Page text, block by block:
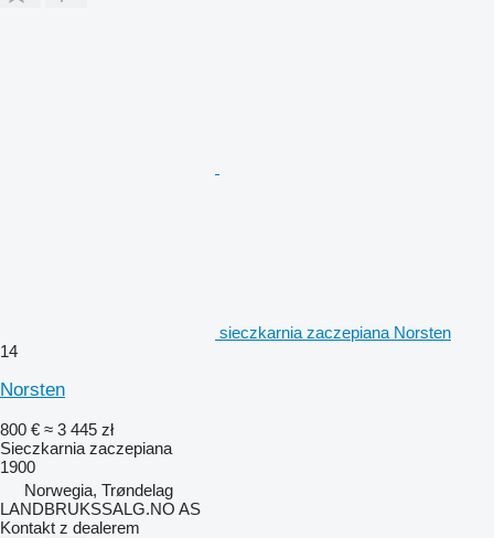
sieczkarnia zaczepiana Norsten
14
Norsten
800 € ≈ 3 445 zł
Sieczkarnia zaczepiana
1900
Norwegia, Trøndelag
LANDBRUKSSALG.NO AS
Kontakt z dealerem